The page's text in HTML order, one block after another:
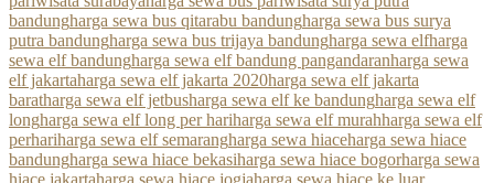
bandungharga sewa bus qitarabu bandungharga sewa bus surya
putra bandungharga sewa bus trijaya bandungharga sewa elfharga
sewa elf bandungharga sewa elf bandung pangandaranharga sewa
elf jakartaharga sewa elf jakarta 2020harga sewa elf jakarta
baratharga sewa elf jetbusharga sewa elf ke bandungharga sewa elf
longharga sewa elf long per hariharga sewa elf murahharga sewa elf
perhariharga sewa elf semarangharga sewa hiaceharga sewa hiace
bandungharga sewa hiace bekasiharga sewa hiace bogorharga sewa